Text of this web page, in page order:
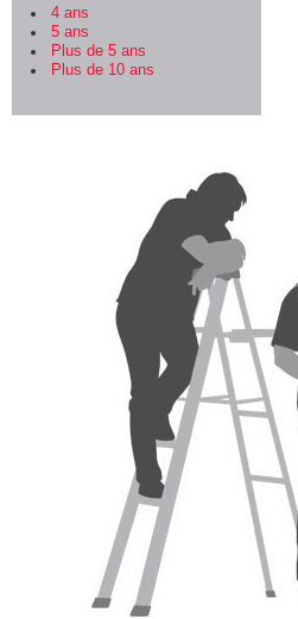
4 ans
5 ans
Plus de 5 ans
Plus de 10 ans